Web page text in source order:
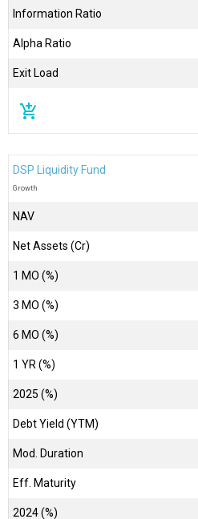
Information Ratio
Alpha Ratio
Exit Load
add_shopping_cart
DSP Liquidity Fund
Growth
NAV
Net Assets (Cr)
1 MO (%)
3 MO (%)
6 MO (%)
1 YR (%)
2025 (%)
Debt Yield (YTM)
Mod. Duration
Eff. Maturity
2024 (%)